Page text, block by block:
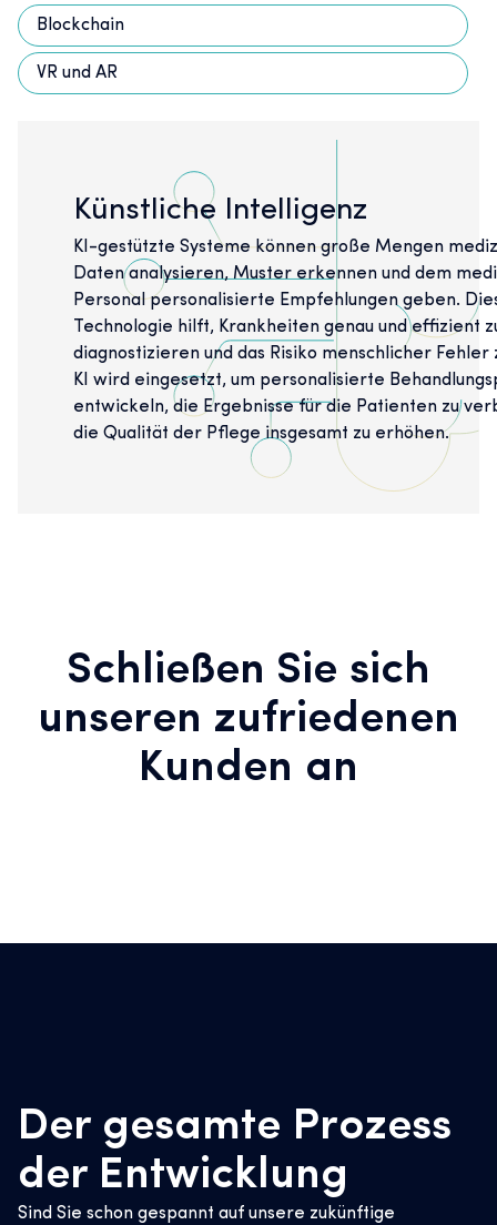
Blockchain
VR und AR
Künstliche Intelligenz
KI-gestützte Systeme können große Mengen
Daten analysieren, Muster erkennen und dem
Personal personalisierte Empfehlungen geben.
Technologie hilft, Krankheiten genau und effizient
diagnostizieren und das Risiko menschlicher
KI wird eingesetzt, um personalisierte
entwickeln, die Ergebnisse für die Patienten zu
die Qualität der Pflege insgesamt zu erhöhen.
Schließen Sie sich
unseren zufriedenen
Kunden an
Der gesamte Prozess
der Entwicklung
Sind Sie schon gespannt auf unsere zukünftige